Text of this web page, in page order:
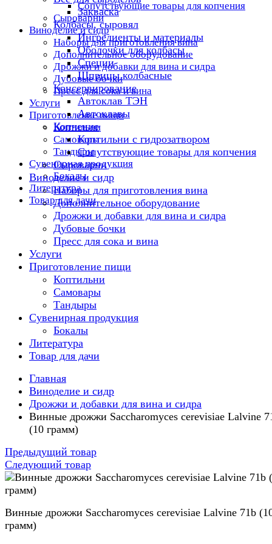
Сопутствующие товары для копчения
Сыроварни
Виноделие и сидр
Наборы для приготовления вина
Дополнительное оборудование
Дрожжи и добавки для вина и сидра
Дубовые бочки
Пресс для сока и вина
Услуги
Приготовление пищи
Коптильни
Самовары
Тандыры
Сувенирная продукция
Бокалы
Литература
Товар для дачи
Закваска
Колбасы, сыровял
Ингредиенты и материалы
Оболочки для колбасы
Специи
Шприцы колбасные
Консервирование
Автоклав ТЭН
Автоклавы
Копчение
Коптильни с гидрозатвором
Сопутствующие товары для копчения
Сыроварни
Виноделие и сидр
Наборы для приготовления вина
Дополнительное оборудование
Дрожжи и добавки для вина и сидра
Дубовые бочки
Пресс для сока и вина
Услуги
Приготовление пищи
Коптильни
Самовары
Тандыры
Сувенирная продукция
Бокалы
Литература
Товар для дачи
Главная
Виноделие и сидр
Дрожжи и добавки для вина и сидра
Винные дрожжи Saccharomyces cerevisiae Lalvine
(10 грамм)
Предыдущий товар
Следующий товар
Винные дрожжи Saccharomyces cerevisiae Lalvine 71b
грамм)